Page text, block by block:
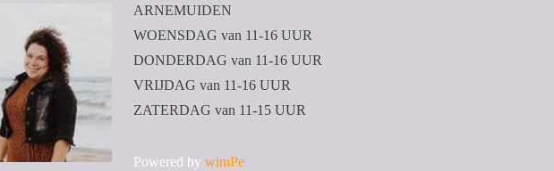
ARNEMUIDEN
WOENSDAG van 11-16 UUR
DONDERDAG van 11-16 UUR
VRIJDAG van 11-16 UUR
ZATERDAG van 11-15 UUR
Powered by wimPe